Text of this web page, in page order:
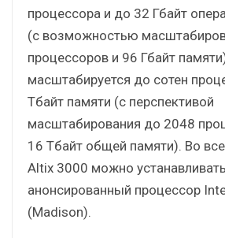
процессора и до 32 Гбайт
(с возможностью
процессоров и 96 Гбайт
масштабируется до сотен
Tбайт памяти (с перспективой
масштабирования до 2048
16 Tбайт общей памяти). Во
Altix 3000 можно устанавливать
анонсированный процессор
(Madison).